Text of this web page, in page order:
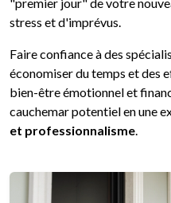
stress et d'imprévus.
Faire confiance à des
économiser du temps et des
bien-être émotionnel et
cauchemar potentiel en une
et professionnalisme.